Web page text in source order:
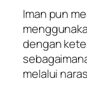
Iman pun
dengan
melalui